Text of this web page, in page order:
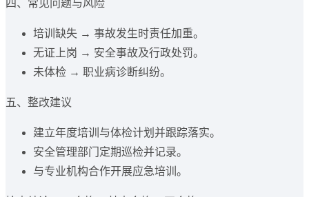
四、常见问题与风险
培训缺失 → 事故发生时责任加重。
无证上岗 → 安全事故及行政处罚。
未体检 → 职业病诊断纠纷。
五、整改建议
建立年度培训与体检计划并跟踪落实。
安全管理部门定期巡检并记录。
与专业机构合作开展应急培训。